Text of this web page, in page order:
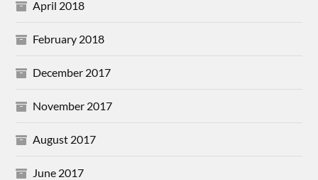
April 2018
February 2018
December 2017
November 2017
August 2017
June 2017